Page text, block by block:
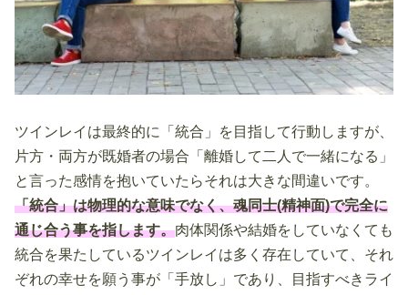
ツインレイは最終的に「統合」を目指して行動しますが、
片方・両方が既婚者の場合「離婚して二人で一緒になる」
と言った感情を抱いていたらそれは大きな間違いです。
「統合」は物理的な意味でなく、魂同士(精神面)で完全に
通じ合う事を指します。肉体関係や結婚をしていなくても
統合を果たしているツインレイは多く存在していて、それ
ぞれの幸せを願う事が「手放し」であり、目指すべきライ